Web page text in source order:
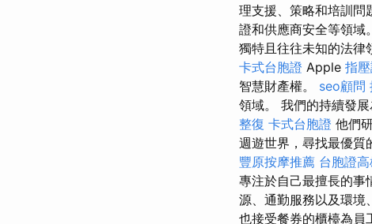
理支援、策略和培訓問
證和供應商安全等領域
獨特且往往未知的法律
卡式台胞證 Apple 指
智慧財產權。 seo顧問
領域。 我們的持續發
整復 卡式台胞證 他們
週遊世界，尋找最優質
豐原按摩推薦 台胞證
專注於自己最擅長的事
源、通勤服務以及環境
也接受餐券的櫃檯為